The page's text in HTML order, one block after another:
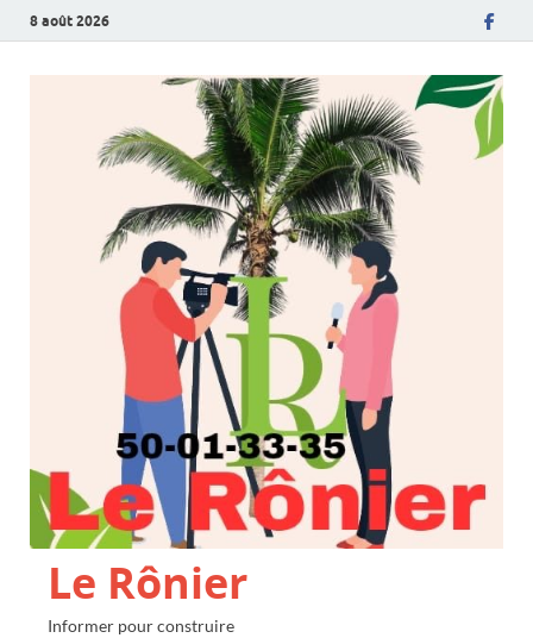
8 août 2026
Le Rônier
Informer pour construire